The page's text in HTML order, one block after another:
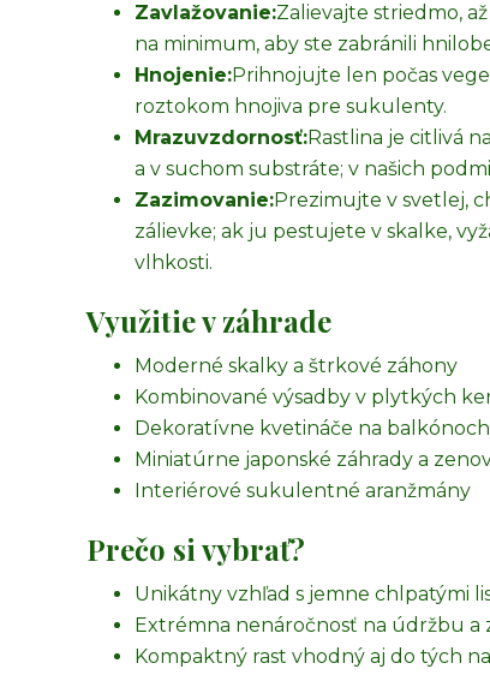
Zavlažovanie:Zalievajte striedmo,
na minimum, aby ste zabránili
Hnojenie:Prihnojujte len počas
roztokom hnojiva pre sukulenty.
Mrazuvzdornosť:Rastlina je citlivá
a v suchom substráte; v našich
Zazimovanie:Prezimujte v svetlej,
zálievke; ak ju pestujete v skalke,
vlhkosti.
Využitie v záhrade
Moderné skalky a štrkové záhony
Kombinované výsadby v plytkých
Dekoratívne kvetináče na balkónoch
Miniatúrne japonské záhrady a
Interiérové sukulentné aranžmány
Prečo si vybrať?
Unikátny vzhľad s jemne chlpatými
Extrémna nenáročnosť na údržbu a
Kompaktný rast vhodný aj do tých